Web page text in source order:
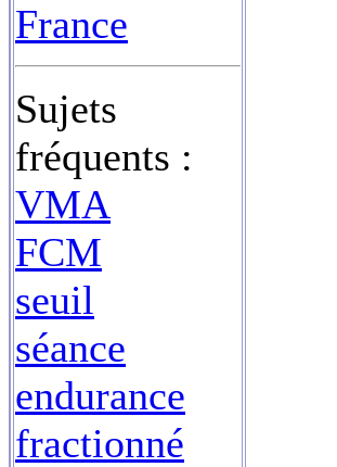
France
Sujets
fréquents :
VMA
FCM
seuil
séance
endurance
fractionné